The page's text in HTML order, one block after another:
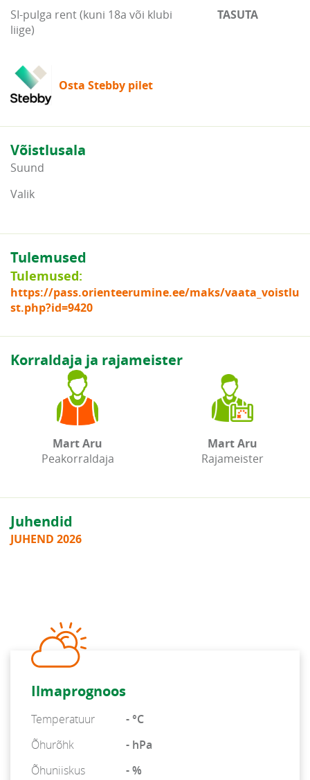
SI-pulga rent (kuni 18a või klubi
liige)
TASUTA
Osta Stebby pilet
Võistlusala
Suund
Valik
Tulemused
Tulemused:
https://pass.orienteerumine.ee/maks/vaata_voistlu
st.php?id=9420
Korraldaja ja rajameister
Mart Aru
Peakorraldaja
Mart Aru
Rajameister
Juhendid
JUHEND 2026
Ilmaprognoos
Temperatuur
- °C
Õhurõhk
- hPa
Õhuniiskus
- %